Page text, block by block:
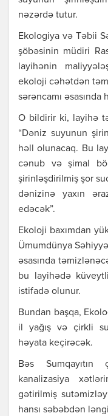
nəzərdə tutur.
Ekologiya və Təbii
şöbəsinin müdiri
layihənin
ekoloji cəhətdən
sərəncamı
O bildirir ki, layihə
“Dəniz suyunun
həll olunacaq. Bu
cənub və şimal
şirinləşdirilmiş şor
dənizinə yaxın
edəcək”.
Ekoloji baxımdan
Ümumdünya
əsasında
bu layihədə
istifadə olunur.
Bundan başqa,
il yağış və çirkli
həyata keçirəcək.
Bəs Sumqayıtın
kanalizasiya
gətirilmiş
hansı səbəbdən